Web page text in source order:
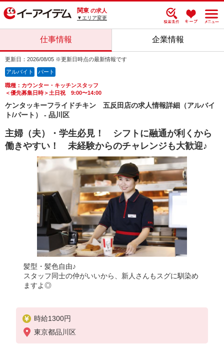
関東 の求人
▼エリア変更
仕事情報 企業情報
更新日：2026/08/05 ※更新日時点の最新情報です
アルバイト パート
職種：カウンター・キッチンスタッフ
＜優先募集日時＞土日祝 9:00〜14:00
ケンタッキーフライドチキン 五反田店の求人情報詳細（アルバイ
ト/パート） - 品川区
主婦（夫）・学生必見！ シフトに融通が利くから
働きやすい！ 未経験からのチャレンジも大歓迎♪
髪型・髪色自由♪
スタッフ同士の仲がいいから、新人さんもスグに馴染め
ますよ◎
時給1300円
東京都品川区